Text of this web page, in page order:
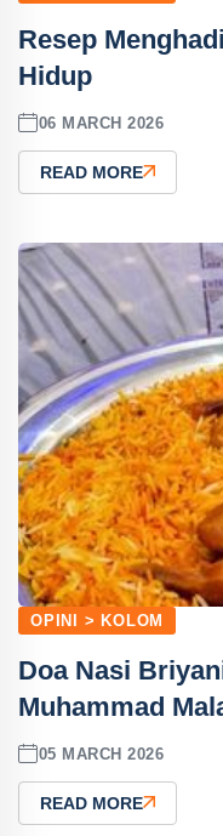
Resep
Hidup
06 MARCH 2026
READ MORE
OPINI > KOLOM
Doa Nasi
Muhammad
05 MARCH 2026
READ MORE